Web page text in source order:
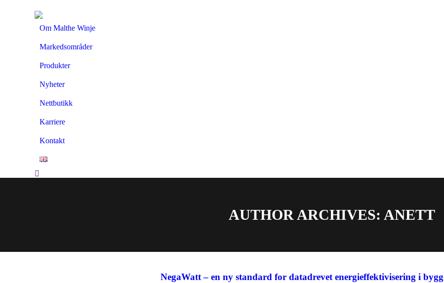
Om Malthe Winje
Markedsområder
Produkter
Nyheter
Nettbutikk
Karriere
Kontakt
Search:
AUTHOR ARCHIVES: ANETT
NegaWatt – en ny standard for datadrevet energieffektivisering i bygg